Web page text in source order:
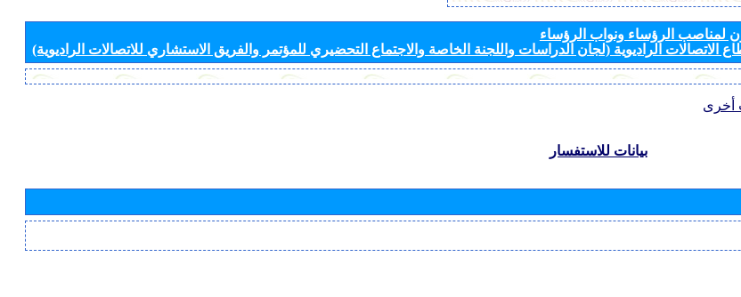
لمناصب الرؤساء ونواب الرؤساء
الاتصالات الراديوية (لجان الدراسات واللجنة الخاصة والاجتماع التحضيري للمؤتمر والفريق الاستشاري للاتصالات الراديوية)
أخرى
بيانات للاستفسار